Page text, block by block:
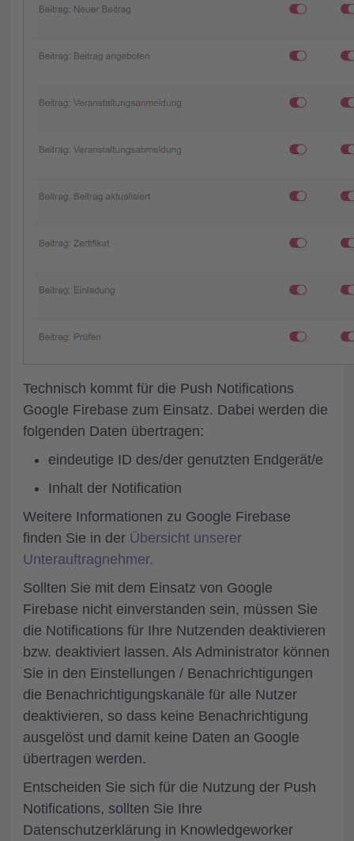
Technisch kommt für die Push Notifications
Google Firebase zum Einsatz. Dabei werden die
folgenden Daten übertragen:
eindeutige ID des/der genutzten Endgerät/e
Inhalt der Notification
Weitere Informationen zu Google Firebase
finden Sie in der Übersicht unserer
Unterauftragnehmer.
Sollten Sie mit dem Einsatz von Google
Firebase nicht einverstanden sein, müssen Sie
die Notifications für Ihre Nutzenden deaktivieren
bzw. deaktiviert lassen. Als Administrator können
Sie in den Einstellungen / Benachrichtigungen
die Benachrichtigungskanäle für alle Nutzer
deaktivieren, so dass keine Benachrichtigung
ausgelöst und damit keine Daten an Google
übertragen werden.
Entscheiden Sie sich für die Nutzung der Push
Notifications, sollten Sie Ihre
Datenschutzerklärung in Knowledgeworker